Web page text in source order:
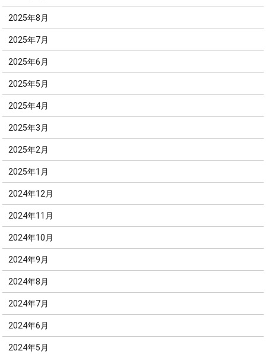
2025年8月
2025年7月
2025年6月
2025年5月
2025年4月
2025年3月
2025年2月
2025年1月
2024年12月
2024年11月
2024年10月
2024年9月
2024年8月
2024年7月
2024年6月
2024年5月